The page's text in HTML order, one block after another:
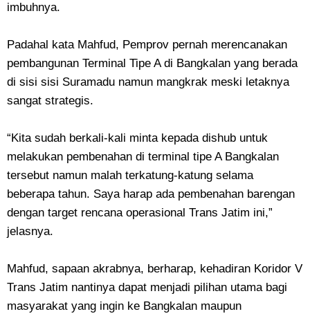
imbuhnya.
Padahal kata Mahfud, Pemprov pernah merencanakan
pembangunan Terminal Tipe A di Bangkalan yang berada
di sisi sisi Suramadu namun mangkrak meski letaknya
sangat strategis.
“Kita sudah berkali-kali minta kepada dishub untuk
melakukan pembenahan di terminal tipe A Bangkalan
tersebut namun malah terkatung-katung selama
beberapa tahun. Saya harap ada pembenahan barengan
dengan target rencana operasional Trans Jatim ini,”
jelasnya.
Mahfud, sapaan akrabnya, berharap, kehadiran Koridor V
Trans Jatim nantinya dapat menjadi pilihan utama bagi
masyarakat yang ingin ke Bangkalan maupun